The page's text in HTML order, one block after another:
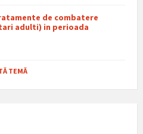
de combatere
adulti) in perioada
TEMĂ